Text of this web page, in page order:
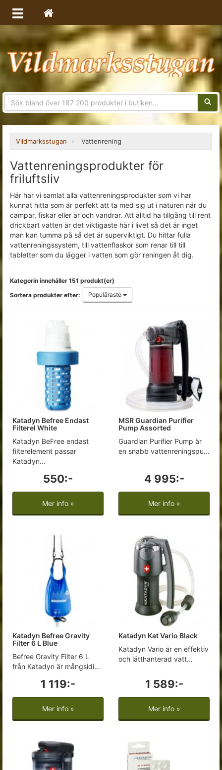
Vildmarksstugan Vattenrening
Vattenreningsprodukter för
friluftsliv
Här har vi samlat alla vattenreningsprodukter som vi har
kunnat hitta som är perfekt att ta med sig ut i naturen när du
campar, fiskar eller är och vandrar. Att alltid ha tillgång till rent
drickbart vatten är det viktigaste här i livet så det är inget
man kan tumma på så det är superviktigt. Du hittar fulla
vattenreningssystem, till vattenflaskor som renar till till
tabletter som du lägger i vatten som gör reningen åt dig.
Kategorin innehåller 151 produkt(er)
Sortera produkter efter:
Populäraste
Katadyn Befree Endast
Filterel White
Katadyn BeFree endast
filterelement passar
Katadyn...
550:-
Mer info »
MSR Guardian Purifier
Pump Assorted
Guardian Purifier Pump är
en snabb vattenreningspu...
4 995:-
Mer info »
Katadyn Befree Gravity
Filter 6 L Blue
Befree Gravity Filter 6 L
från Katadyn är mångsidi...
1 119:-
Mer info »
Katadyn Kat Vario Black
Katadyn Vario är en effektiv
och lätthanterad vatt...
1 589:-
Mer info »